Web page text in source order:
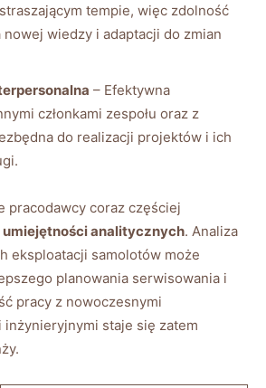
tempie, więc zdolność
wiedzy i adaptacji do zmian
– Efektywna
członkami zespołu oraz z
do realizacji projektów i ich
pracodawcy coraz częściej
umiejętności analitycznych. Analiza
eksploatacji samolotów może
planowania serwisowania i
pracy z nowoczesnymi
inżynieryjnymi staje się zatem